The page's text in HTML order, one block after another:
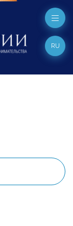
RU